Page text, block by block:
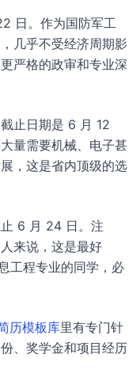
日。作为国防军工
几乎不受经济周期影
严格的政审和专业深
止日期是 6 月 12
量需要机械、电子甚
，这是省内顶级的选
6 月 24 日。注
来说，这是最好
工程专业的同学，必
历模板库里有专门针
、奖学金和项目经历